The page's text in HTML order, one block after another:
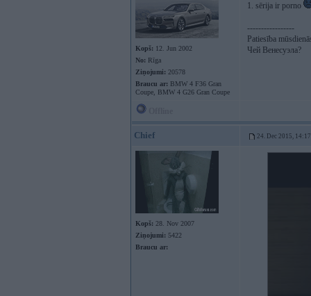
Kopš: 12. Jun 2002
No: Rīga
Ziņojumi: 20578
Braucu ar: BMW 4 F36 Gran
Coupe, BMW 4 G26 Gran Coupe
1. sērija ir porno
-----------------
Patiesība
Чей Венесуэла?
Chief 24. Dec 2015, 14:17
Kopš: 28. Nov 2007
Ziņojumi: 5422
Braucu ar: